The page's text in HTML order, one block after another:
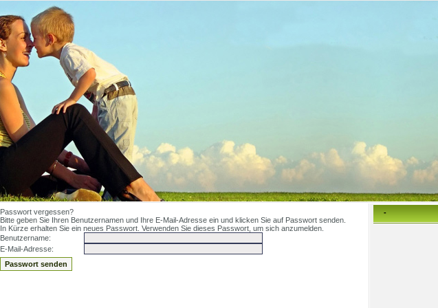
Passwort vergessen?
Bitte geben Sie Ihren Benutzernamen und Ihre E-Mail-Adresse ein und klicken Sie auf Passwort senden.
In Kürze erhalten Sie ein neues Passwort. Verwenden Sie dieses Passwort, um sich anzumelden.
Benutzername:
E-Mail-Adresse:
-